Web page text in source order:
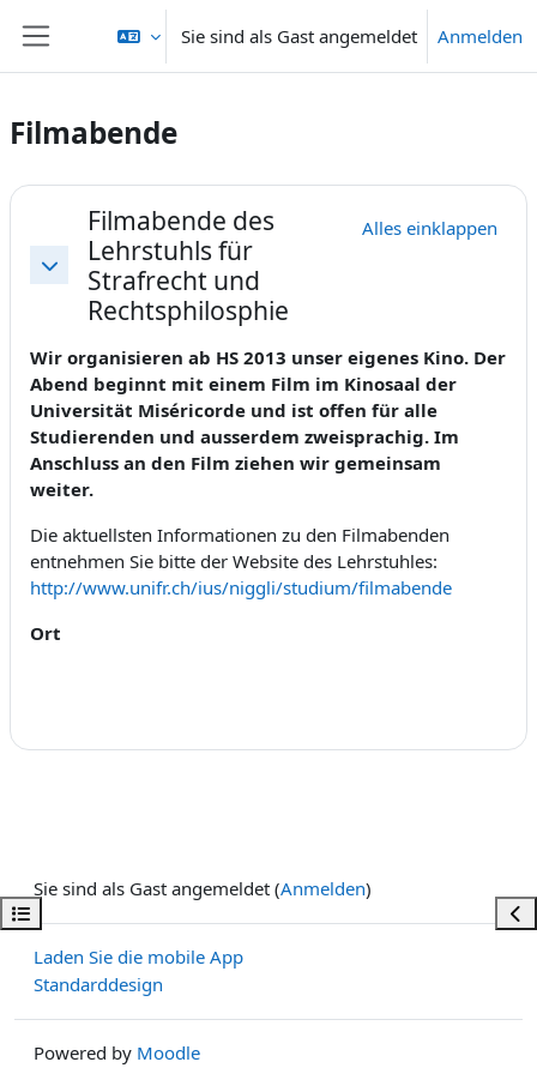
Website-Übersicht
Sie sind als Gast angemeldet Anmelden
Kursindex öffnen
Filmabende
Abschnittsübersicht
Einklappen
Filmabende des
Lehrstuhls für
Strafrecht und
Rechtsphilosphie
Alles einklappen
Wir organisieren ab HS 2013 unser eigenes Kino. Der
Abend beginnt mit einem Film im Kinosaal der
Universität Miséricorde und ist offen für alle
Studierenden und ausserdem zweisprachig. Im
Anschluss an den Film ziehen wir gemeinsam
weiter.
Die aktuellsten Informationen zu den Filmabenden
entnehmen Sie bitte der Website des Lehrstuhles:
http://www.unifr.ch/ius/niggli/studium/filmabende
Ort
Sie sind als Gast angemeldet (Anmelden)
Laden Sie die mobile App
Standarddesign
Powered by Moodle